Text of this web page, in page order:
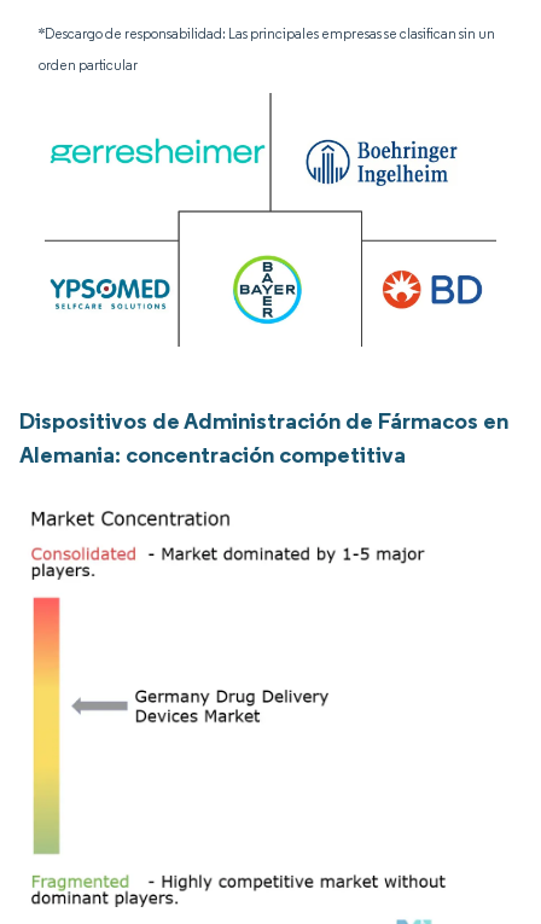
*Descargo de responsabilidad: Las principales empresas se clasifican sin un
orden particular
Dispositivos de Administración de Fármacos en
Alemania: concentración competitiva